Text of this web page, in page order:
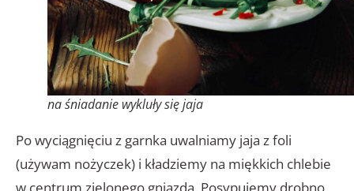
na śniadanie wykluły się jaja
Po wyciągnięciu z garnka uwalniamy jaja z foli
(używam nożyczek) i kładziemy na miękkich chlebie
w centrum zielonego gniazda. Posypujemy drobno